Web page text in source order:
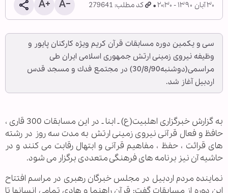
۳۰ آبان ۱۳۹۰ - ۲۰:۳۰ کد مطلب: 279641
سی و یكمین دوره مسابقات قرآن كریم ویژه كاركنان پایور و
وظیفه نیروی زمینی ارتش جمهوری اسلامی ایران طی
مراسمی(دوشنبه30/8/90) در مجتمع فدك و مسجد قدس
اردبیل آغاز شد.
به گزارش خبرگزاری اهل‏بیت(ع) ـ ابنا ـ در این مسابقات 300 قاری ،
حافظ و فعال قرآنی نیروی زمینی ارتش به مدت سه روز در رشته
های قرائت ، حفظ ، مفاهیم قرآنی و ابتهال رقابت می كنند و در
حاشیه آن نیز برنامه های فرهنگی متعددی برگزار می شود.
نماینده مردم اردبیل در مجلس خبرگان رهبری در مراسم افتتاح